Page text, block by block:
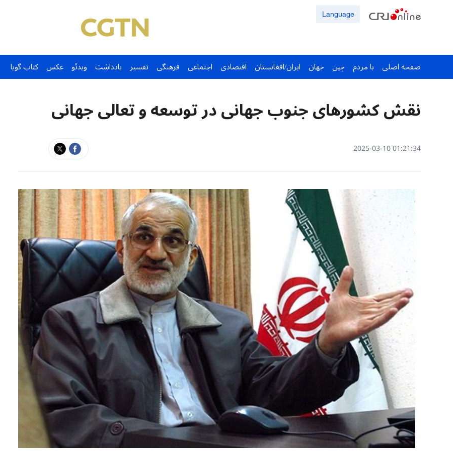
Language
صفحه اصلی با مردم چین جهان ایران/افغانستان اقتصادی اجتماعی فرهنگی تفسیر یادداشت ویدئو عکس کتاب گویا
نقش کشورهای جنوب جهانی در توسعه و تعالی جهانی
01:21:34 2025-03-10